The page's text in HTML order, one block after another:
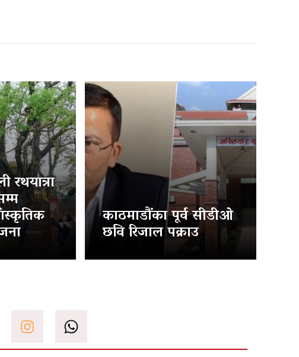
रथयात्रा
काठमाडौंका पूर्व सीडीओ
छवि रिजाल पक्राउ